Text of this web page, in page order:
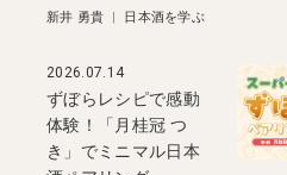
新井 勇貴 | 日本酒を学ぶ
2026.07.14
ずぼらレシピで感動
体験！「月桂冠 つ
き」でミニマル日本